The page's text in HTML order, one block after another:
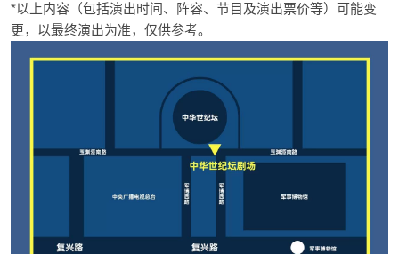
*以上内容（包括演出时间、阵容、节目及演出票价等）可能变
更，以最终演出为准，仅供参考。